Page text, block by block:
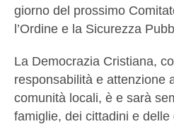
giorno del prossimo
l’Ordine e la Sicurezza
La Democrazia Cristiana,
responsabilità e attenzione
comunità locali, è e sarà
famiglie, dei cittadini e